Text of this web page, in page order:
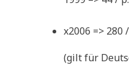
x2006 => 280
(gilt für